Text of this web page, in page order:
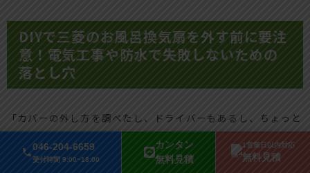
046-204-6659
受付時間 9:00~18:00
カンタン
無料見積
1営業日以内対応
無料見積
DIYで三菱のお風呂換気扇を外す前に要注
意！電気工事や防水で失敗しないための
落とし穴
「カバーの外し方を調べたし、ドライバーもあるし、ちょっと
やってみようか」
三菱の浴室換気扇やバスカラット24で、この一歩を踏み出す
かどうかが、あとからの交換費用を大きく左右します。私の視